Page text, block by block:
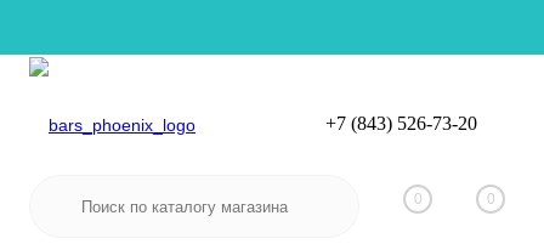
Вход
+7 (843) 526-73-20
0 0